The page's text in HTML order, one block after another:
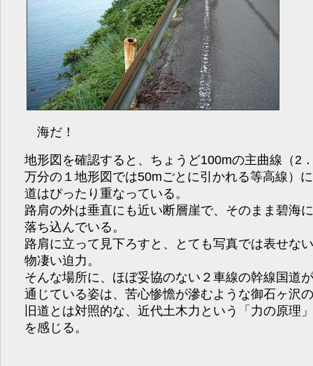
海だ！
地形図を確認すると、ちょうど100mの主曲線（2
万分の１地形図では50mごとに引かれる等高線）に
道はぴったり重なっている。
路肩の外は垂直にも近い断層崖で、そのまま碧海
落ち込んでいる。
路肩に立って見下ろすと、とても写真では表せな
物凄い迫力。
そんな場所に、ほぼ妥協のない２車線の幹線国道
通じている姿は、苦心惨憺が滲むような御石ヶ沢
旧道とは対照的な、近代土木力という「力の原理
を感じる。